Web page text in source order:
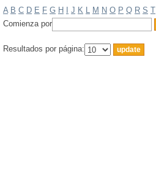
A B C D E F G H J K L M N O P Q R S T
Comienza por
Resultados por página: